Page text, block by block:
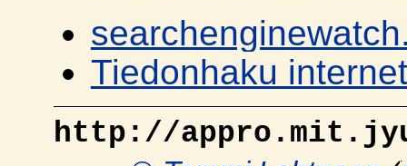
Tiedonhaku
http://